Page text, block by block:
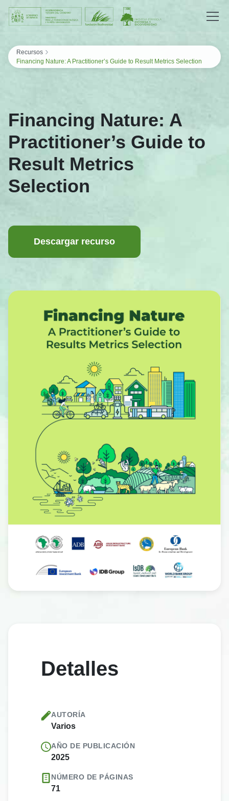
Saltar al contenido
Recursos ›
Financing Nature: A Practitioner’s Guide to Result Metrics Selection
Financing Nature: A
Practitioner’s Guide to
Result Metrics
Selection
Descargar recurso
Detalles
AUTORÍA
Varios
AÑO DE PUBLICACIÓN
2025
NÚMERO DE PÁGINAS
71